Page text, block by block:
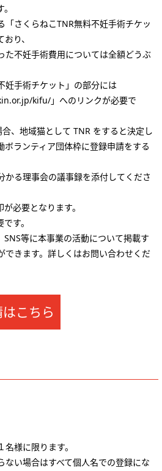
さくらねこTNR無料不妊手術チケッ
り、
不妊手術費用については全額どうぶ
妊手術チケット」の部分には
kifu/」へのリンクが必要で
、地域猫として TNR をすると決定し
ボランティア団体枠に登録申請をする
る理事会の議事録を添付してくださ
必要となります。
す。
等に本事業の活動について掲載す
できます。詳しくはお問い合わせくだ
こちら
様に限ります。
ない場合はすべて個人名での登録にな